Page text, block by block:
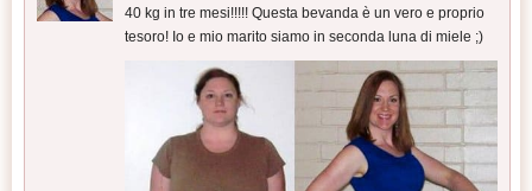
40 kg in tre mesi!!!!! Questa bevanda è un vero e proprio
tesoro! Io e mio marito siamo in seconda luna di miele ;)